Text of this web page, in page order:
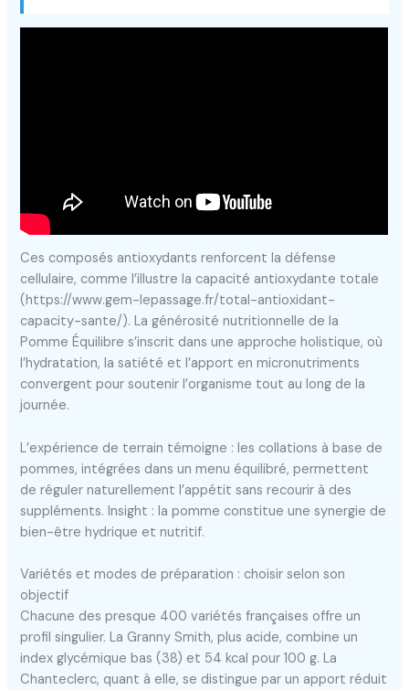
Ces composés antioxydants renforcent la défense
cellulaire, comme l’illustre la capacité antioxydante totale
(https://www.gem-lepassage.fr/total-antioxidant-
capacity-sante/). La générosité nutritionnelle de la
Pomme Équilibre s’inscrit dans une approche holistique, où
l’hydratation, la satiété et l’apport en micronutriments
convergent pour soutenir l’organisme tout au long de la
journée.
L’expérience de terrain témoigne : les collations à base de
pommes, intégrées dans un menu équilibré, permettent
de réguler naturellement l’appétit sans recourir à des
suppléments. Insight : la pomme constitue une synergie de
bien-être hydrique et nutritif.
Variétés et modes de préparation : choisir selon son
objectif
Chacune des presque 400 variétés françaises offre un
profil singulier. La Granny Smith, plus acide, combine un
index glycémique bas (38) et 54 kcal pour 100 g. La
Chanteclerc, quant à elle, se distingue par un apport réduit